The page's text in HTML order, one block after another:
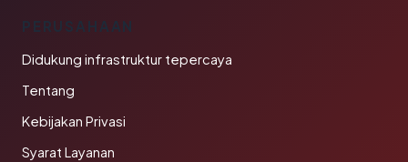
PERUSAHAAN
Didukung infrastruktur tepercaya
Tentang
Kebijakan Privasi
Syarat Layanan